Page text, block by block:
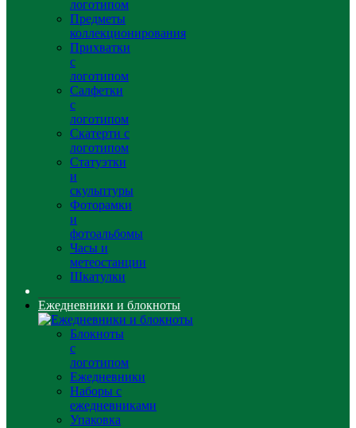
логотипом
Предметы
коллекционирования
Прихватки
с
логотипом
Салфетки
с
логотипом
Скатерти с
логотипом
Статуэтки
и
скульптуры
Фоторамки
и
фотоальбомы
Часы и
метеостанции
Шкатулки
Ежедневники и блокноты
Блокноты
с
логотипом
Ежедневники
Наборы с
ежедневниками
Упаковка